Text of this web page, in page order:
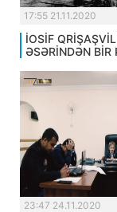
17:55 21.11.2020
İOSİF
ƏSƏRİNDƏN BİR
23:47 24.11.2020